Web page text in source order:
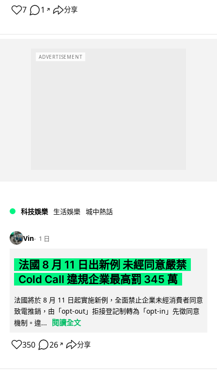
7 1 ↗ 分享
ADVERTISEMENT
科技娛樂 生活娛樂 城中熱話
Vin 1 日
法國 8 月 11 日出新例 未經同意嚴禁
Cold Call 違規企業最高罰 345 萬
法國將於 8 月 11 日起實施新例，全面禁止企業未經消費者同意
致電推銷，由「opt-out」拒接登記制轉為「opt-in」先徵同意
機制。違...
閱讀全文
350 26 ↗ 分享